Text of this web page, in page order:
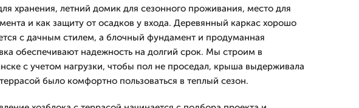
хранения, летний домик для сезонного проживания, место для
и как защиту от осадков у входа. Деревянный каркас хорошо
с дачным стилем, а блочный фундамент и продуманная
обеспечивают надежность на долгий срок. Мы строим в
с учетом нагрузки, чтобы пол не проседал, крыша выдерживала
было комфортно пользоваться в теплый сезон.